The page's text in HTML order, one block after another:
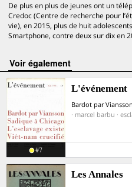
De plus en plus de jeunes ont un
Credoc (Centre de recherche pour
vie), en 2015, plus de huit
Smartphone, contre deux sur dix en
voir également
L'événement
Bardot par Viansson
· marcel barbu ·
#7
Les Annales